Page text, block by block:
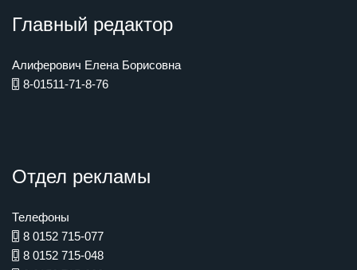
Главный редактор
Алиферович Елена Борисовна
8-01511-71-8-76
Отдел рекламы
Телефоны
8 0152 715-077
8 0152 715-048